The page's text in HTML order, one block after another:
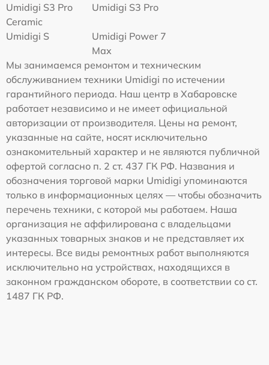
Umidigi S3 Pro
Ceramic
Umidigi S3 Pro
Umidigi S
Umidigi Power 7
Max
Мы занимаемся ремонтом и техническим
обслуживанием техники Umidigi по истечении
гарантийного периода. Наш центр в Хабаровске
работает независимо и не имеет официальной
авторизации от производителя. Цены на ремонт,
указанные на сайте, носят исключительно
ознакомительный характер и не являются публичной
офертой согласно п. 2 ст. 437 ГК РФ. Названия и
обозначения торговой марки Umidigi упоминаются
только в информационных целях — чтобы обозначить
перечень техники, с которой мы работаем. Наша
организация не аффилирована с владельцами
указанных товарных знаков и не представляет их
интересы. Все виды ремонтных работ выполняются
исключительно на устройствах, находящихся в
законном гражданском обороте, в соответствии со ст.
1487 ГК РФ.